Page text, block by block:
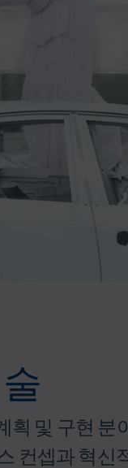
획 및 구현
컨셉과 혁